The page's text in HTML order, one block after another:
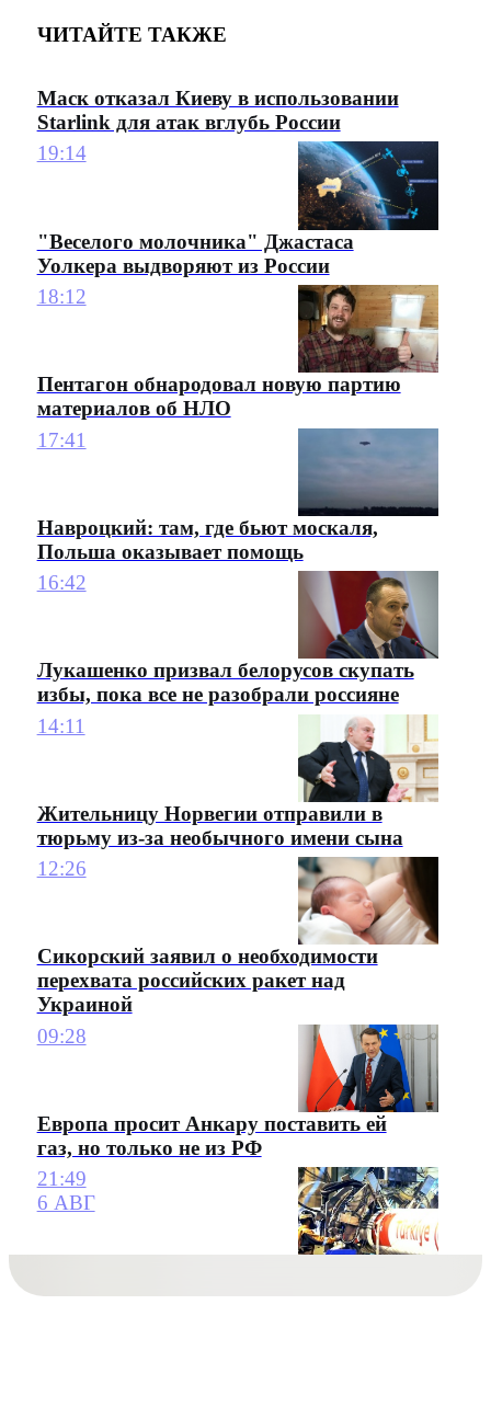
ЧИТАЙТЕ ТАКЖЕ
Маск отказал Киеву в использовании
Starlink для атак вглубь России
19:14
"Веселого молочника" Джастаса
Уолкера выдворяют из России
18:12
Пентагон обнародовал новую партию
материалов об НЛО
17:41
Навроцкий: там, где бьют москаля,
Польша оказывает помощь
16:42
Лукашенко призвал белорусов скупать
избы, пока все не разобрали россияне
14:11
Жительницу Норвегии отправили в
тюрьму из-за необычного имени сына
12:26
Сикорский заявил о необходимости
перехвата российских ракет над
Украиной
09:28
Европа просит Анкару поставить ей
газ, но только не из РФ
21:49
6 АВГ